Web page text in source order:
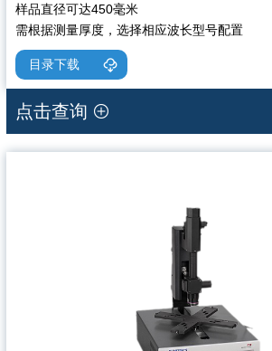
样品直径可达450毫米
需根据测量厚度，选择相应波长型号配置
目录下载
点击查询